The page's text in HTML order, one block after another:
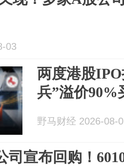
03
两度港股
兵”溢价90%
野马财经 2026-08-
司宣布回购！